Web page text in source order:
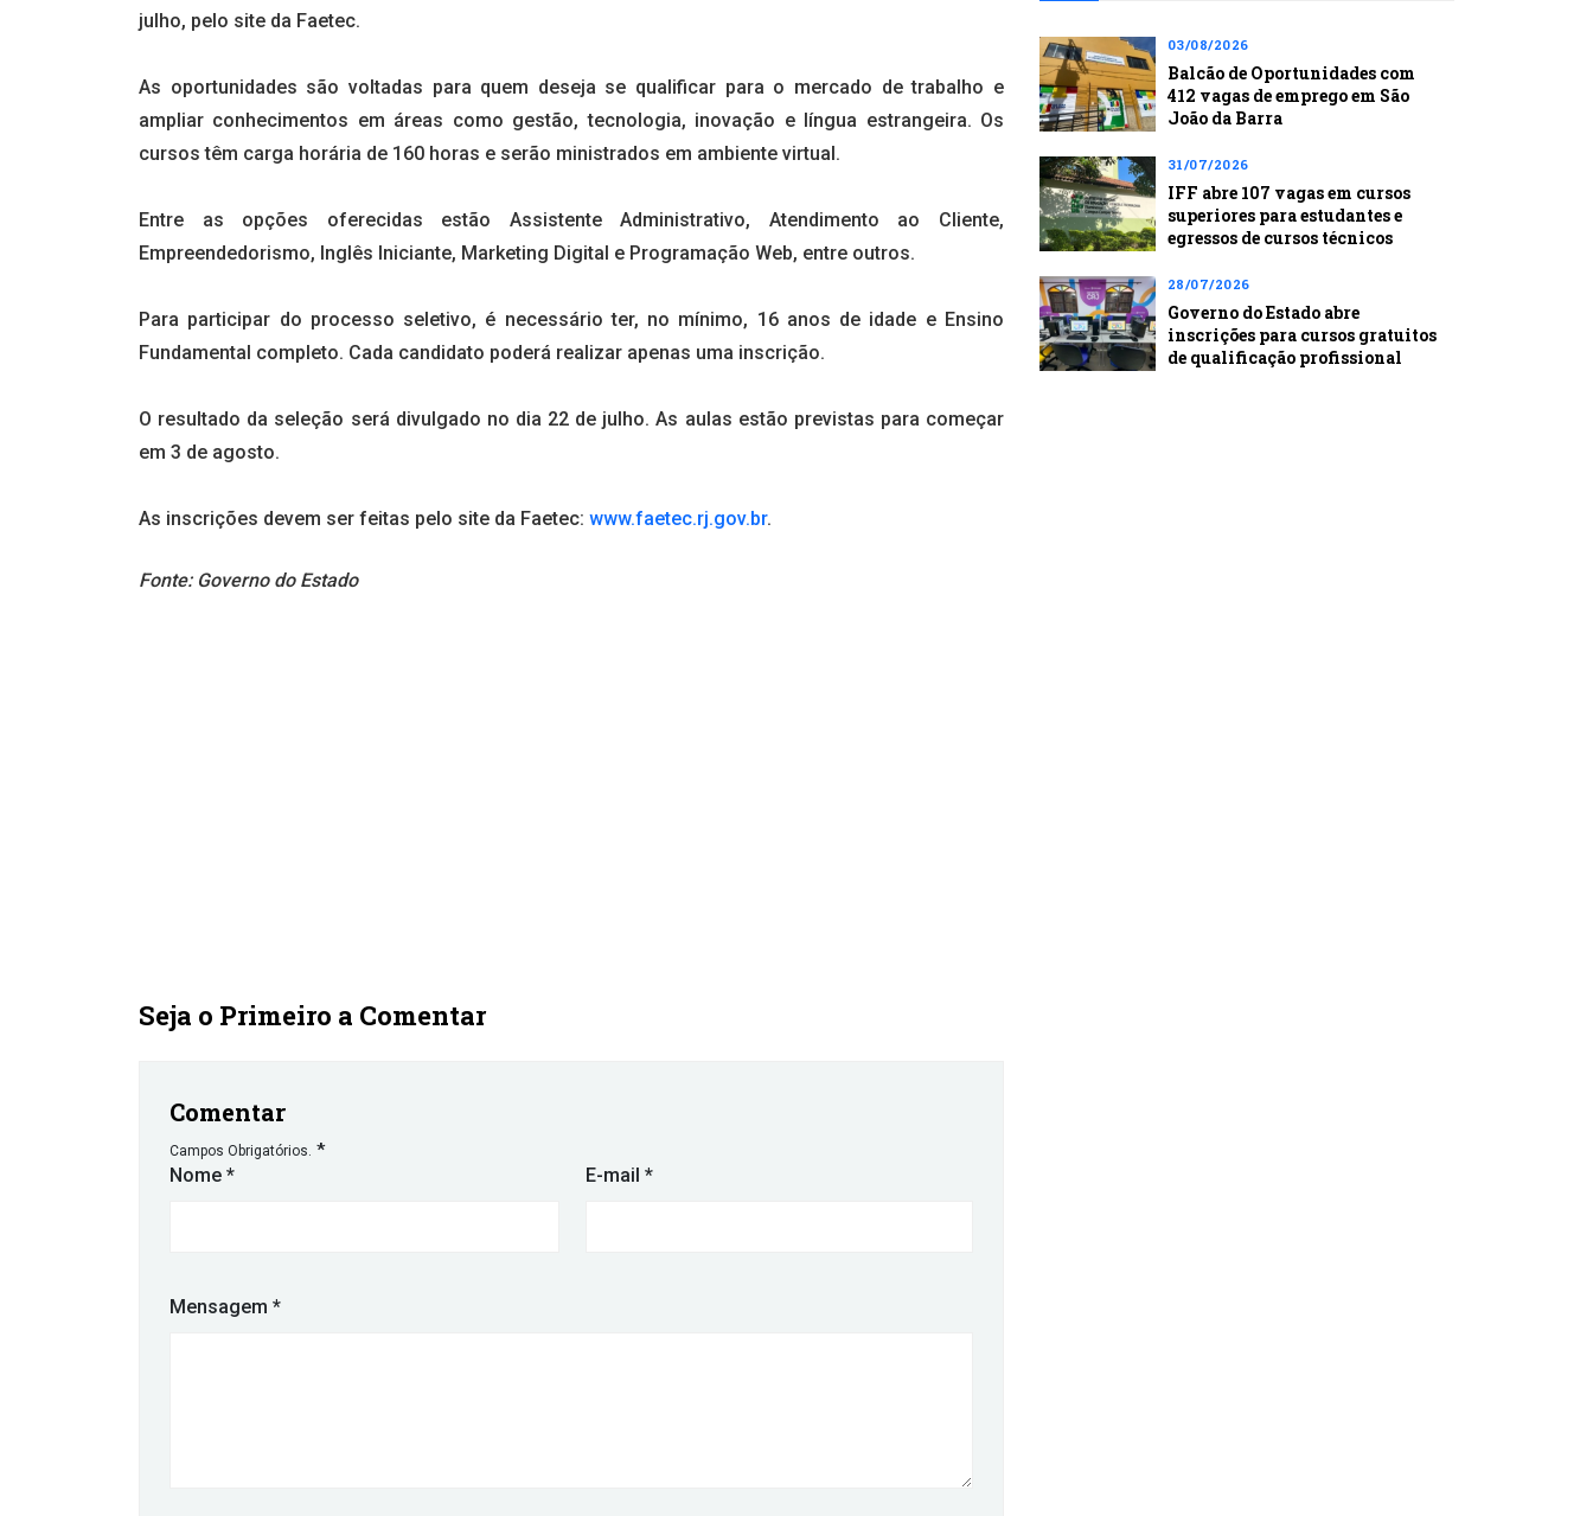
julho, pelo site da Faetec.
As oportunidades são voltadas para quem deseja se qualificar para o mercado de trabalho e
ampliar conhecimentos em áreas como gestão, tecnologia, inovação e língua estrangeira. Os
cursos têm carga horária de 160 horas e serão ministrados em ambiente virtual.
Entre as opções oferecidas estão Assistente Administrativo, Atendimento ao Cliente,
Empreendedorismo, Inglês Iniciante, Marketing Digital e Programação Web, entre outros.
Para participar do processo seletivo, é necessário ter, no mínimo, 16 anos de idade e Ensino
Fundamental completo. Cada candidato poderá realizar apenas uma inscrição.
O resultado da seleção será divulgado no dia 22 de julho. As aulas estão previstas para começar
em 3 de agosto.
As inscrições devem ser feitas pelo site da Faetec: www.faetec.rj.gov.br.
Fonte: Governo do Estado
Seja o Primeiro a Comentar
Comentar
Campos Obrigatórios. *
Nome * E-mail *
Mensagem *
03/08/2026
Balcão de Oportunidades com
412 vagas de emprego em São
João da Barra
31/07/2026
IFF abre 107 vagas em cursos
superiores para estudantes e
egressos de cursos técnicos
28/07/2026
Governo do Estado abre
inscrições para cursos gratuitos
de qualificação profissional